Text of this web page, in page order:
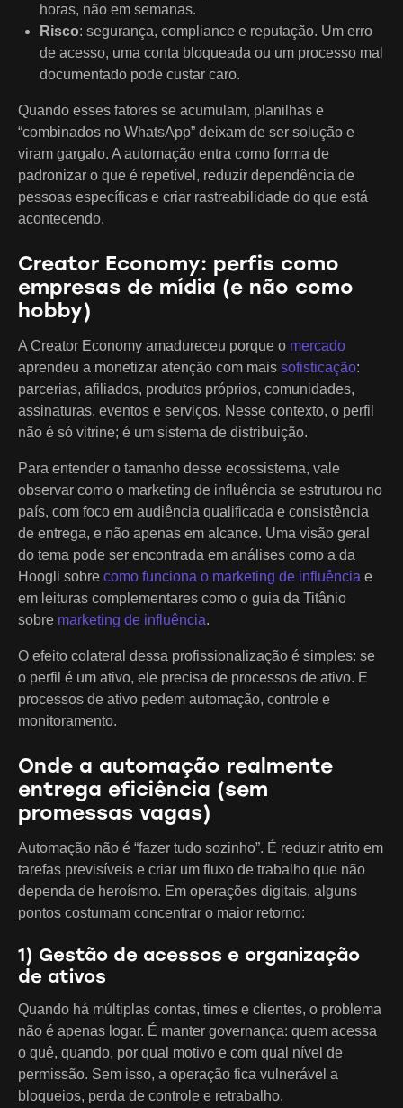
horas, não em semanas.
Risco: segurança, compliance e reputação. Um erro
de acesso, uma conta bloqueada ou um processo mal
documentado pode custar caro.
Quando esses fatores se acumulam, planilhas e
“combinados no WhatsApp” deixam de ser solução e
viram gargalo. A automação entra como forma de
padronizar o que é repetível, reduzir dependência de
pessoas específicas e criar rastreabilidade do que está
acontecendo.
Creator Economy: perfis como
empresas de mídia (e não como
hobby)
A Creator Economy amadureceu porque o mercado
aprendeu a monetizar atenção com mais sofisticação:
parcerias, afiliados, produtos próprios, comunidades,
assinaturas, eventos e serviços. Nesse contexto, o perfil
não é só vitrine; é um sistema de distribuição.
Para entender o tamanho desse ecossistema, vale
observar como o marketing de influência se estruturou no
país, com foco em audiência qualificada e consistência
de entrega, e não apenas em alcance. Uma visão geral
do tema pode ser encontrada em análises como a da
Hoogli sobre como funciona o marketing de influência e
em leituras complementares como o guia da Titânio
sobre marketing de influência.
O efeito colateral dessa profissionalização é simples: se
o perfil é um ativo, ele precisa de processos de ativo. E
processos de ativo pedem automação, controle e
monitoramento.
Onde a automação realmente
entrega eficiência (sem
promessas vagas)
Automação não é “fazer tudo sozinho”. É reduzir atrito em
tarefas previsíveis e criar um fluxo de trabalho que não
dependa de heroísmo. Em operações digitais, alguns
pontos costumam concentrar o maior retorno:
1) Gestão de acessos e organização
de ativos
Quando há múltiplas contas, times e clientes, o problema
não é apenas logar. É manter governança: quem acessa
o quê, quando, por qual motivo e com qual nível de
permissão. Sem isso, a operação fica vulnerável a
bloqueios, perda de controle e retrabalho.